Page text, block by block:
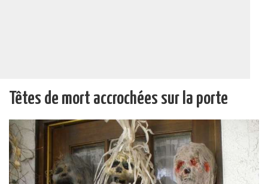
Têtes de mort accrochées sur la porte